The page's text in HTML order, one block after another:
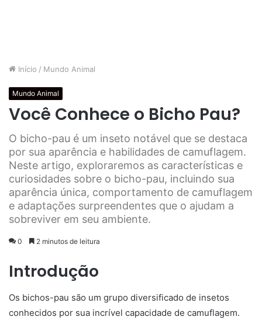
Início / Mundo Animal
Mundo Animal
Você Conhece o Bicho Pau?
O bicho-pau é um inseto notável que se destaca
por sua aparência e habilidades de camuflagem.
Neste artigo, exploraremos as características e
curiosidades sobre o bicho-pau, incluindo sua
aparência única, comportamento de camuflagem
e adaptações surpreendentes que o ajudam a
sobreviver em seu ambiente.
0 2 minutos de leitura
Introdução
Os bichos-pau são um grupo diversificado de insetos
conhecidos por sua incrível capacidade de camuflagem.